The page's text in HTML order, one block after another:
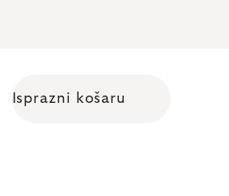
Isprazni košaru